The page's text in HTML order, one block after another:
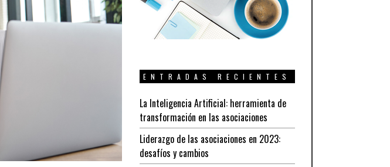
ENTRADAS RECIENTES
La Inteligencia Artificial: herramienta de
transformación en las asociaciones
Liderazgo de las asociaciones en 2023:
desafíos y cambios